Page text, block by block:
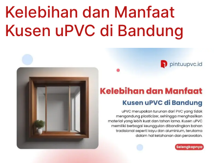
Kelebihan dan Manfaat
Kusen uPVC di Bandung